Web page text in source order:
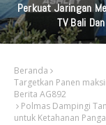
Perkuat Jaringan
TV Bali
Beranda
Targetkan Panen
Berita AG892
Polmas Dampingi
untuk Ketahanan